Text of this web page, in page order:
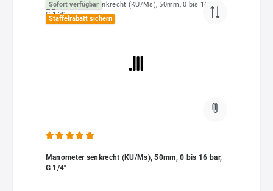
Sofort verfügbar
Staffelrabatt sichern
Manometer senkrecht (KU/Ms), 50mm, 0 bis 16 bar,
G 1/4"